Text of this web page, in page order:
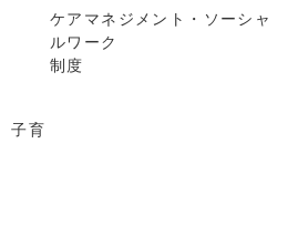
ケアマネジメント・ソーシャ
ルワーク
制度
子育